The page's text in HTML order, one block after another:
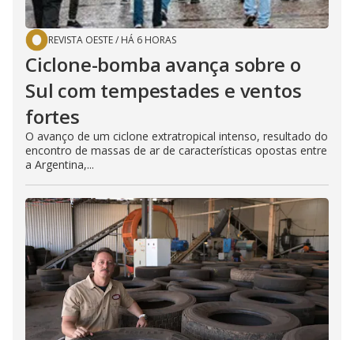
REVISTA OESTE/ HÁ 6 HORAS
Ciclone-bomba avança sobre o
Sul com tempestades e ventos
fortes
O avanço de um ciclone extratropical intenso, resultado do
encontro de massas de ar de características opostas entre
a Argentina,...